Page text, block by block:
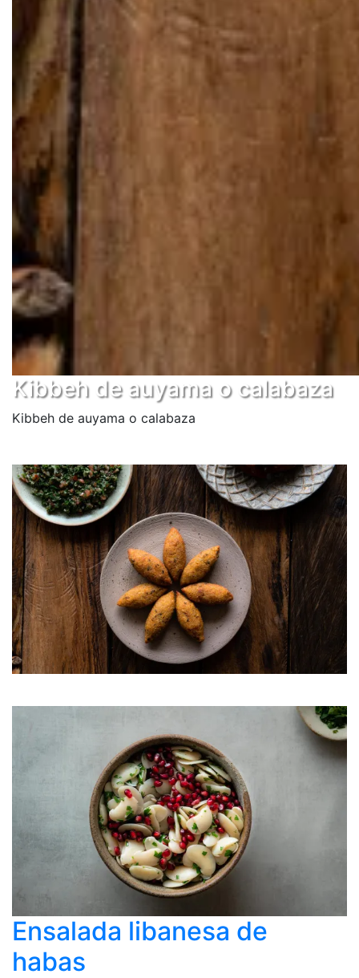
Kibbeh de auyama o calabaza
Kibbeh de auyama o calabaza
Ensalada libanesa de
habas